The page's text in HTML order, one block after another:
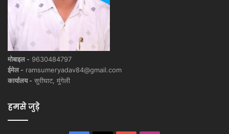
मोबाइल - 9630484797
ईमेल - ramsumeryadav84@gmail.com
कार्यालय - सुरीघाट, मुंगेली
हमसे जुड़े